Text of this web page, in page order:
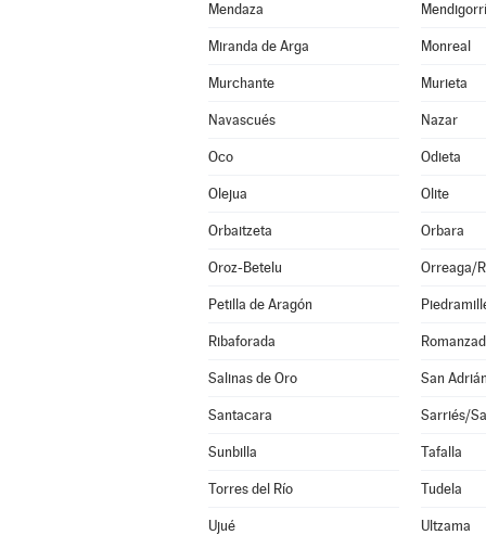
Mendaza
Miranda de Arga Monreal
Murchante Murieta
Navascués Nazar
Oco Odieta
Olejua Olite
Orbaitzeta Orbara
Oroz-Betelu Orreaga/
Petilla de Aragón
Ribaforada
Salinas de Oro San Adrián
Santacara Sarriés/
Sunbilla Tafalla
Torres del Río Tudela
Ujué Ultzama